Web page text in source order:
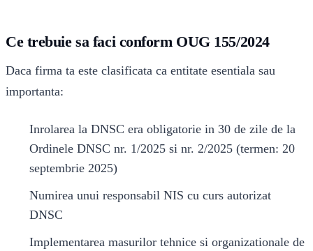
Ce trebuie sa faci conform OUG 155/2024
Daca firma ta este clasificata ca entitate esentiala sau
importanta:
Inrolarea la DNSC era obligatorie in 30 de zile de la
Ordinele DNSC nr. 1/2025 si nr. 2/2025 (termen: 20
septembrie 2025)
Numirea unui responsabil NIS cu curs autorizat
DNSC
Implementarea masurilor tehnice si organizationale de